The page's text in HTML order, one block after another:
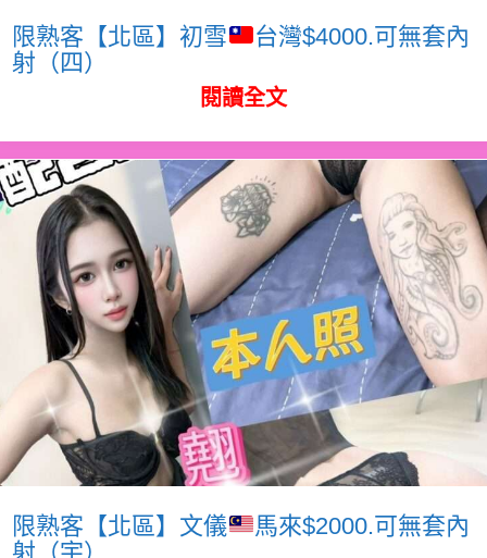
限熟客【北區】初雪
台灣$4000.可無套內
射（四）
閱讀全文
限熟客【北區】文儀
馬來$2000.可無套內
射（宇）